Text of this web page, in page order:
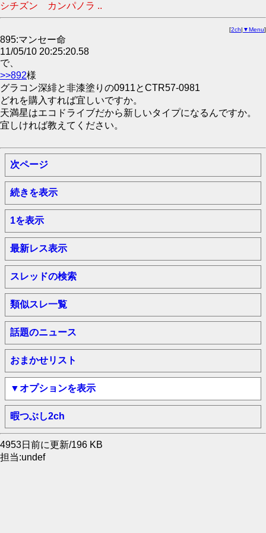
シチズン カンパノラ ..
[2ch| ▼Menu]
895:マンセー命
11/05/10 20:25:20.58
で、
>>892様
グラコン深緋と非漆塗りの0911とCTR57-0981
どれを購入すれば宜しいですか。
天満星はエコドライブだから新しいタイプになるんですか。
宜しければ教えてください。
次ページ
続きを表示
1を表示
最新レス表示
スレッドの検索
類似スレ一覧
話題のニュース
おまかせリスト
▼オプションを表示
暇つぶし2ch
4953日前に更新/196 KB
担当:undef